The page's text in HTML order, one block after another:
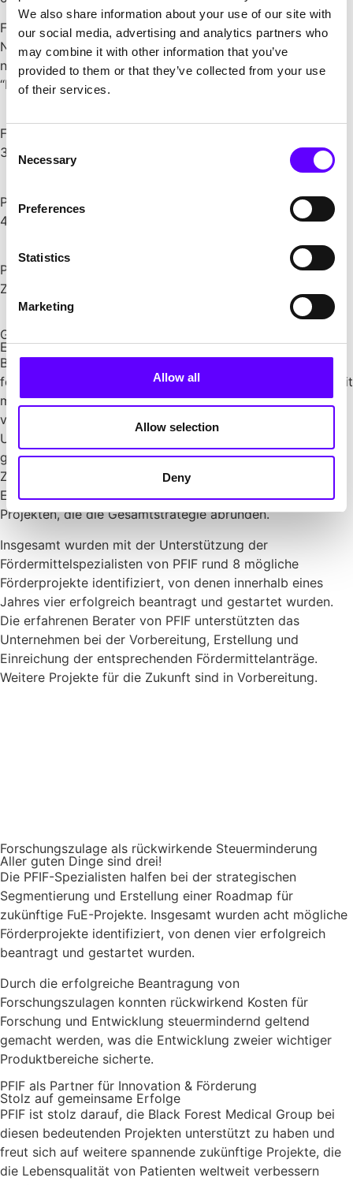
We also share information about your use of our site with
our social media, advertising and analytics partners who
may combine it with other information that you’ve
provided to them or that they’ve collected from your use
of their services.
Selection
Necessary
Preferences
Statistics
Marketing
Allow all
Allow selection
Deny
Für Part 2 des Kooperationsprojektes mit der
Neurochirurgie der Charité Berlin identifizierten und
nutzten die Fördermittelberater von PFIF das Programm
“KMU-innovativ Medizintechnik”.
Fördersumme
3,3 Millionen EUR
Projekte
4 erfolgreich geförderte FuE-Projekte
Programme
ZIM, Forschungszulage, KMU-innovativ Medizintechnik
Gemeinsam zum Ziel
Erfolgreiche Förderprojekte mit PFIF
Bei der Umsetzung der den Erkenntnissen der Analysen
folgenden Entwicklungen sah sich Black Forest Medical mit
mehreren Herausforderungen konfrontiert. Essenziell war
vor allem die strategische Segmentierung der
Unternehmensstrategie in zusammenhängende und in sich
geschlossene Teilabschnitte, die die Förder-Roadmap der
Zukunft definieren. Begleitet werden die identifizierten
Einzelprojekte von derForschungszulageund ZIM-
Projekten, die die Gesamtstrategie abrunden.
Insgesamt wurden mit der Unterstützung der
Fördermittelspezialisten von PFIF rund 8 mögliche
Förderprojekte identifiziert, von denen innerhalb eines
Jahres vier erfolgreich beantragt und gestartet wurden.
Die erfahrenen Berater von PFIF unterstützten das
Unternehmen bei der Vorbereitung, Erstellung und
Einreichung der entsprechenden Fördermittelanträge.
Weitere Projekte für die Zukunft sind in Vorbereitung.
Forschungszulage als rückwirkende Steuerminderung
Aller guten Dinge sind drei!
Die PFIF-Spezialisten halfen bei der strategischen
Segmentierung und Erstellung einer Roadmap für
zukünftige FuE-Projekte. Insgesamt wurden acht mögliche
Förderprojekte identifiziert, von denen vier erfolgreich
beantragt und gestartet wurden.
Durch die erfolgreiche Beantragung von
Forschungszulagen konnten rückwirkend Kosten für
Forschung und Entwicklung steuermindernd geltend
gemacht werden, was die Entwicklung zweier wichtiger
Produktbereiche sicherte.
PFIF als Partner für Innovation & Förderung
Stolz auf gemeinsame Erfolge
PFIF ist stolz darauf, die Black Forest Medical Group bei
diesen bedeutenden Projekten unterstützt zu haben und
freut sich auf weitere spannende zukünftige Projekte, die
die Lebensqualität von Patienten weltweit verbessern